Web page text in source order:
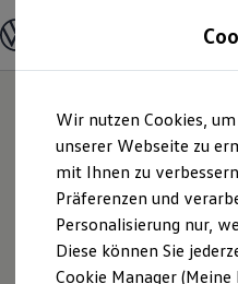
Hauptinhalt
springen
Footer
springen
Modelle und Konfigurator
Modelle vergleichen
Elektroautos
ENERGY
Nutzfahrzeuge
SUV und CUV
Familienautos
Kombis
Kompaktwagen
Sportwagen
Wir nutzen Cookies,
unserer Webseite zu
mit Ihnen zu
Präferenzen und
Personalisierung nur,
Diese können Sie
Cookie Manager